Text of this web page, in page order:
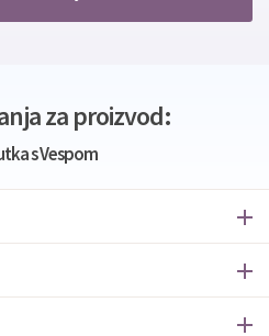
za proizvod:
s Vespom